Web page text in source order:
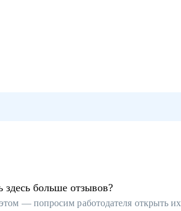
здесь больше отзывов?
— попросим работодателя открыть их